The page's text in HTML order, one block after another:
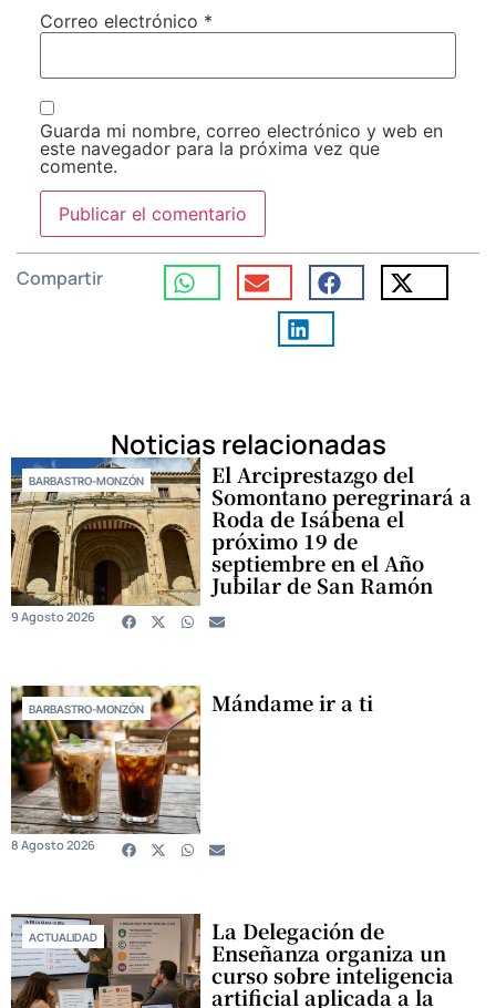
Correo electrónico *
Guarda mi nombre, correo electrónico y web en
este navegador para la próxima vez que
comente.
Compartir
Noticias relacionadas
BARBASTRO-MONZÓN El Arciprestazgo del
Somontano peregrinará a
Roda de Isábena el
próximo 19 de
septiembre en el Año
Jubilar de San Ramón
9 Agosto 2026
BARBASTRO-MONZÓN Mándame ir a ti
8 Agosto 2026
ACTUALIDAD La Delegación de
Enseñanza organiza un
curso sobre inteligencia
artificial aplicada a la